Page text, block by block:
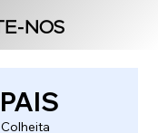
NOS
NOS